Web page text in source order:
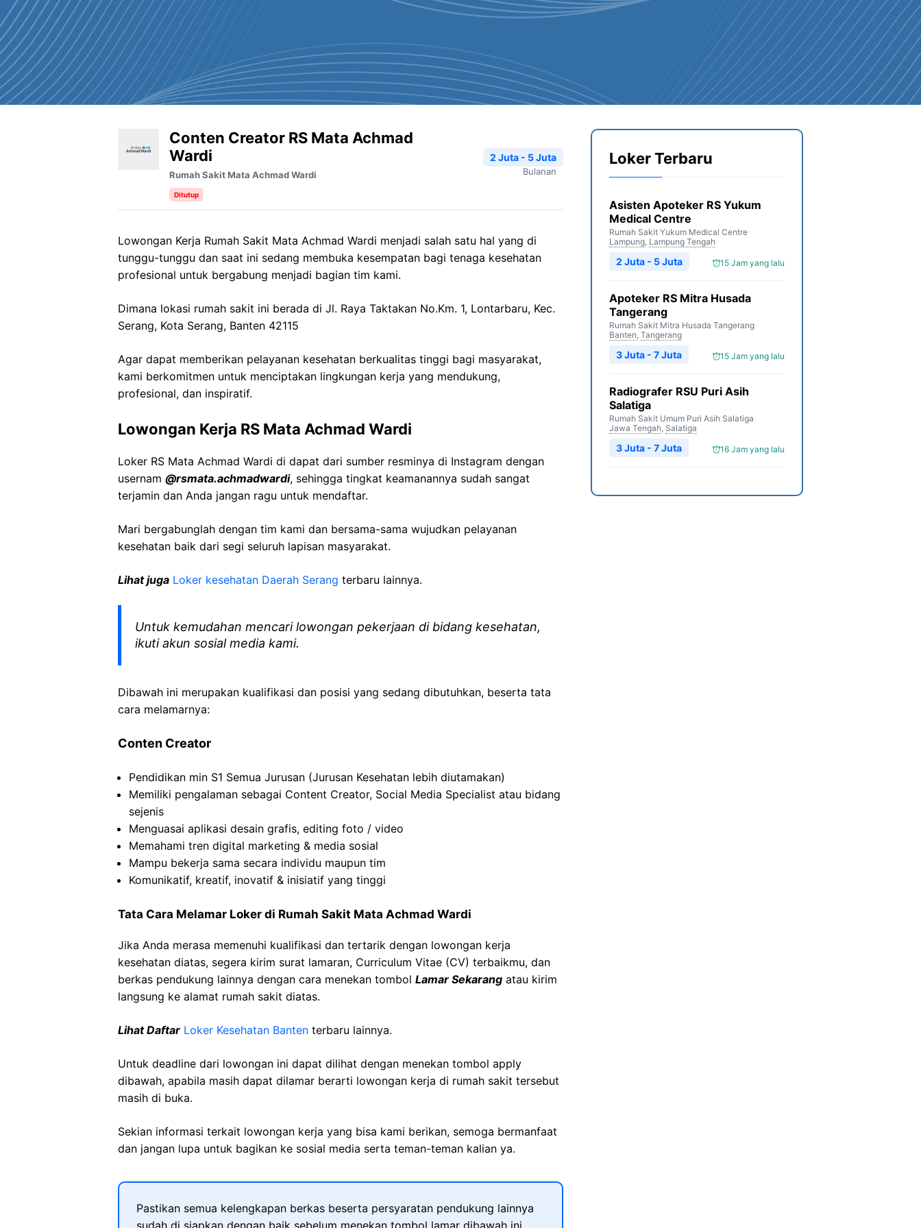
Conten Creator RS Mata Achmad
Wardi
Rumah Sakit Mata Achmad Wardi
Ditutup
2 Juta - 5 Juta
Bulanan
Lowongan Kerja Rumah Sakit Mata Achmad Wardi menjadi salah satu hal yang di
tunggu-tunggu dan saat ini sedang membuka kesempatan bagi tenaga kesehatan
profesional untuk bergabung menjadi bagian tim kami.
Dimana lokasi rumah sakit ini berada di Jl. Raya Taktakan No.Km. 1, Lontarbaru, Kec.
Serang, Kota Serang, Banten 42115
Agar dapat memberikan pelayanan kesehatan berkualitas tinggi bagi masyarakat,
kami berkomitmen untuk menciptakan lingkungan kerja yang mendukung,
profesional, dan inspiratif.
Lowongan Kerja RS Mata Achmad Wardi
Loker RS Mata Achmad Wardi di dapat dari sumber resminya di Instagram dengan
usernam @rsmata.achmadwardi, sehingga tingkat keamanannya sudah sangat
terjamin dan Anda jangan ragu untuk mendaftar.
Mari bergabunglah dengan tim kami dan bersama-sama wujudkan pelayanan
kesehatan baik dari segi seluruh lapisan masyarakat.
Lihat juga Loker kesehatan Daerah Serang terbaru lainnya.
Untuk kemudahan mencari lowongan pekerjaan di bidang kesehatan,
ikuti akun sosial media kami.
Dibawah ini merupakan kualifikasi dan posisi yang sedang dibutuhkan, beserta tata
cara melamarnya:
Conten Creator
Pendidikan min S1 Semua Jurusan (Jurusan Kesehatan lebih diutamakan)
Memiliki pengalaman sebagai Content Creator, Social Media Specialist atau bidang
sejenis
Menguasai aplikasi desain grafis, editing foto / video
Memahami tren digital marketing & media sosial
Mampu bekerja sama secara individu maupun tim
Komunikatif, kreatif, inovatif & inisiatif yang tinggi
Tata Cara Melamar Loker di Rumah Sakit Mata Achmad Wardi
Jika Anda merasa memenuhi kualifikasi dan tertarik dengan lowongan kerja
kesehatan diatas, segera kirim surat lamaran, Curriculum Vitae (CV) terbaikmu, dan
berkas pendukung lainnya dengan cara menekan tombol Lamar Sekarang atau kirim
langsung ke alamat rumah sakit diatas.
Lihat Daftar Loker Kesehatan Banten terbaru lainnya.
Untuk deadline dari lowongan ini dapat dilihat dengan menekan tombol apply
dibawah, apabila masih dapat dilamar berarti lowongan kerja di rumah sakit tersebut
masih di buka.
Sekian informasi terkait lowongan kerja yang bisa kami berikan, semoga bermanfaat
dan jangan lupa untuk bagikan ke sosial media serta teman-teman kalian ya.
Pastikan semua kelengkapan berkas beserta persyaratan pendukung lainnya
sudah di siapkan dengan baik sebelum menekan tombol lamar dibawah ini.
Loker Terbaru
Asisten Apoteker RS Yukum
Medical Centre
Rumah Sakit Yukum Medical Centre
Lampung, Lampung Tengah
15 Jam yang lalu
2 Juta - 5 Juta
Apoteker RS Mitra Husada
Tangerang
Rumah Sakit Mitra Husada Tangerang
Banten, Tangerang
15 Jam yang lalu
3 Juta - 7 Juta
Radiografer RSU Puri Asih
Salatiga
Rumah Sakit Umum Puri Asih Salatiga
Jawa Tengah, Salatiga
16 Jam yang lalu
3 Juta - 7 Juta